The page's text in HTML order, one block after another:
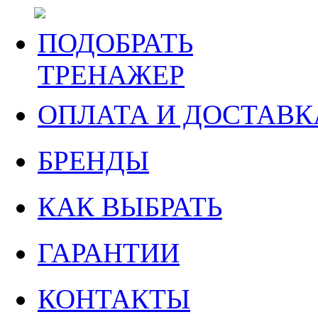
ПОДОБРАТЬ
ТРЕНАЖЕР
ОПЛАТА И
БРЕНДЫ
КАК ВЫБРАТЬ
ГАРАНТИИ
КОНТАКТЫ